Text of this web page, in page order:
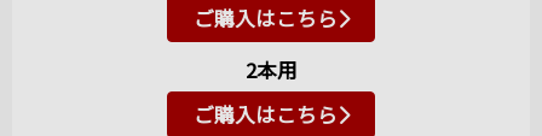
ご購入はこちら
2本用
ご購入はこちら